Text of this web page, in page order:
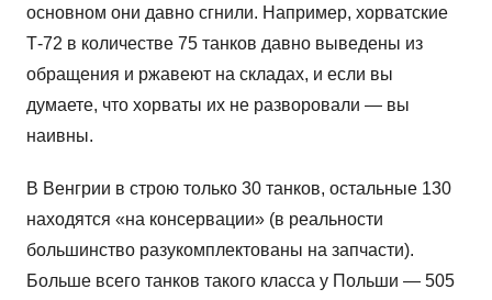
основном они давно сгнили. Например, хорватские
Т-72 в количестве 75 танков давно выведены из
обращения и ржавеют на складах, и если вы
думаете, что хорваты их не разворовали — вы
наивны.
В Венгрии в строю только 30 танков, остальные 130
находятся «на консервации» (в реальности
большинство разукомплектованы на запчасти).
Больше всего танков такого класса у Польши — 505